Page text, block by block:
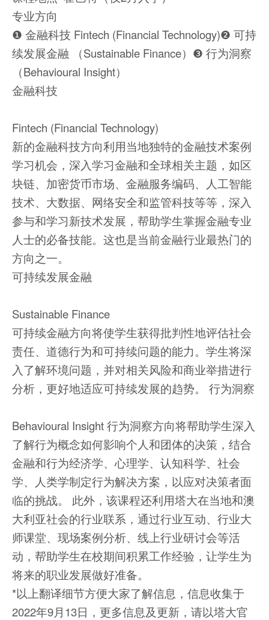
专业方向
❶ 金融科技 Fintech (Financial Technology)❷ 可持
续发展金融 （Sustainable Finance）❸ 行为洞察
（Behavioural Insight）
金融科技
Fintech (Financial Technology)
新的金融科技方向利用当地独特的金融技术案例
学习机会，深入学习金融和全球相关主题，如区
块链、加密货币市场、金融服务编码、人工智能
技术、大数据、网络安全和监管科技等等，深入
参与和学习新技术发展，帮助学生掌握金融专业
人士的必备技能。这也是当前金融行业最热门的
方向之一。
可持续发展金融
Sustainable Finance
可持续金融方向将使学生获得批判性地评估社会
责任、道德行为和可持续问题的能力。学生将深
入了解环境问题，并对相关风险和商业举措进行
分析，更好地适应可持续发展的趋势。 行为洞察
Behavioural Insight 行为洞察方向将帮助学生深入
了解行为概念如何影响个人和团体的决策，结合
金融和行为经济学、心理学、认知科学、社会
学、人类学制定行为解决方案，以应对决策者面
临的挑战。 此外，该课程还利用塔大在当地和澳
大利亚社会的行业联系，通过行业互动、行业大
师课堂、现场案例分析、线上行业研讨会等活
动，帮助学生在校期间积累工作经验，让学生为
将来的职业发展做好准备。
*以上翻译细节方便大家了解信息，信息收集于
2022年9月13日，更多信息及更新，请以塔大官